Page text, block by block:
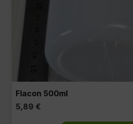
Flacon 500ml
5,89 €